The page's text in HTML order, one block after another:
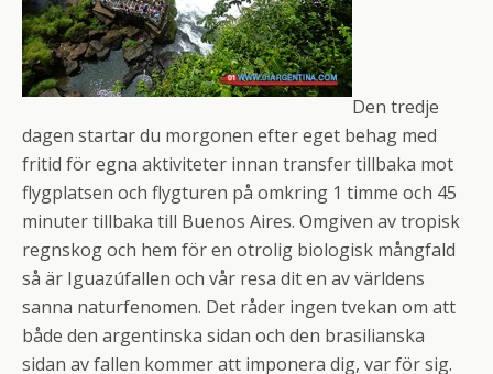
Den tredje
dagen startar du morgonen efter eget behag med
fritid för egna aktiviteter innan transfer tillbaka mot
flygplatsen och flygturen på omkring 1 timme och 45
minuter tillbaka till Buenos Aires. Omgiven av tropisk
regnskog och hem för en otrolig biologisk mångfald
så är Iguazúfallen och vår resa dit en av världens
sanna naturfenomen. Det råder ingen tvekan om att
både den argentinska sidan och den brasilianska
sidan av fallen kommer att imponera dig, var för sig.